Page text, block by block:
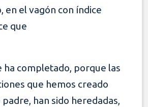
en el vagón con índice
que
ha completado, porque las
que hemos creado
padre, han sido heredadas,